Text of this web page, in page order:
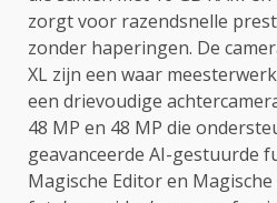
zorgt voor razendsnelle
zonder haperingen. De
XL zijn een waar
een drievoudige
48 MP en 48 MP die
geavanceerde AI-gestuurde
Magische Editor en